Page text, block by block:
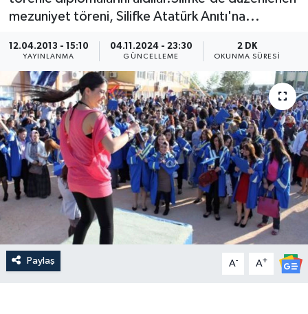
mezuniyet töreni, Silifke Atatürk Anıtı'na...
12.04.2013 - 15:10
YAYINLANMA
04.11.2024 - 23:30
GÜNCELLEME
2 DK
OKUNMA SÜRESI
Paylaş A- A+